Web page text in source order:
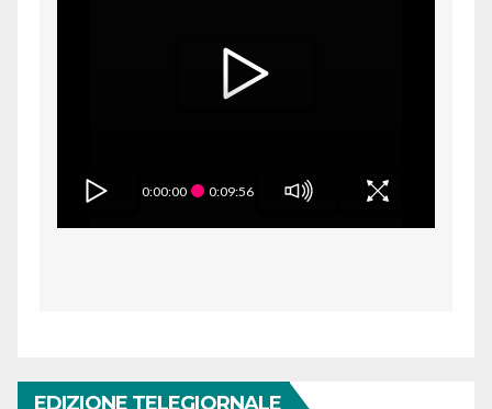
0:00:00 0:09:56
EDIZIONE TELEGIORNALE